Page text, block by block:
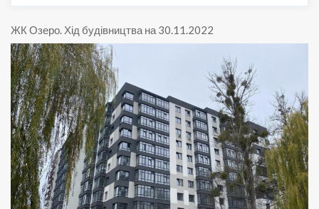
ЖК Озеро. Хід будівництва на 30.11.2022